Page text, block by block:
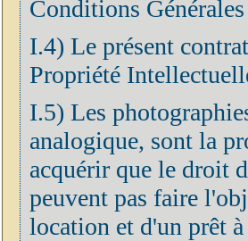
Conditions
I.4) Le présent
Propriété
I.5) Les
analogique, sont la
acquérir que le droit
peuvent pas faire
location et d'un prêt à